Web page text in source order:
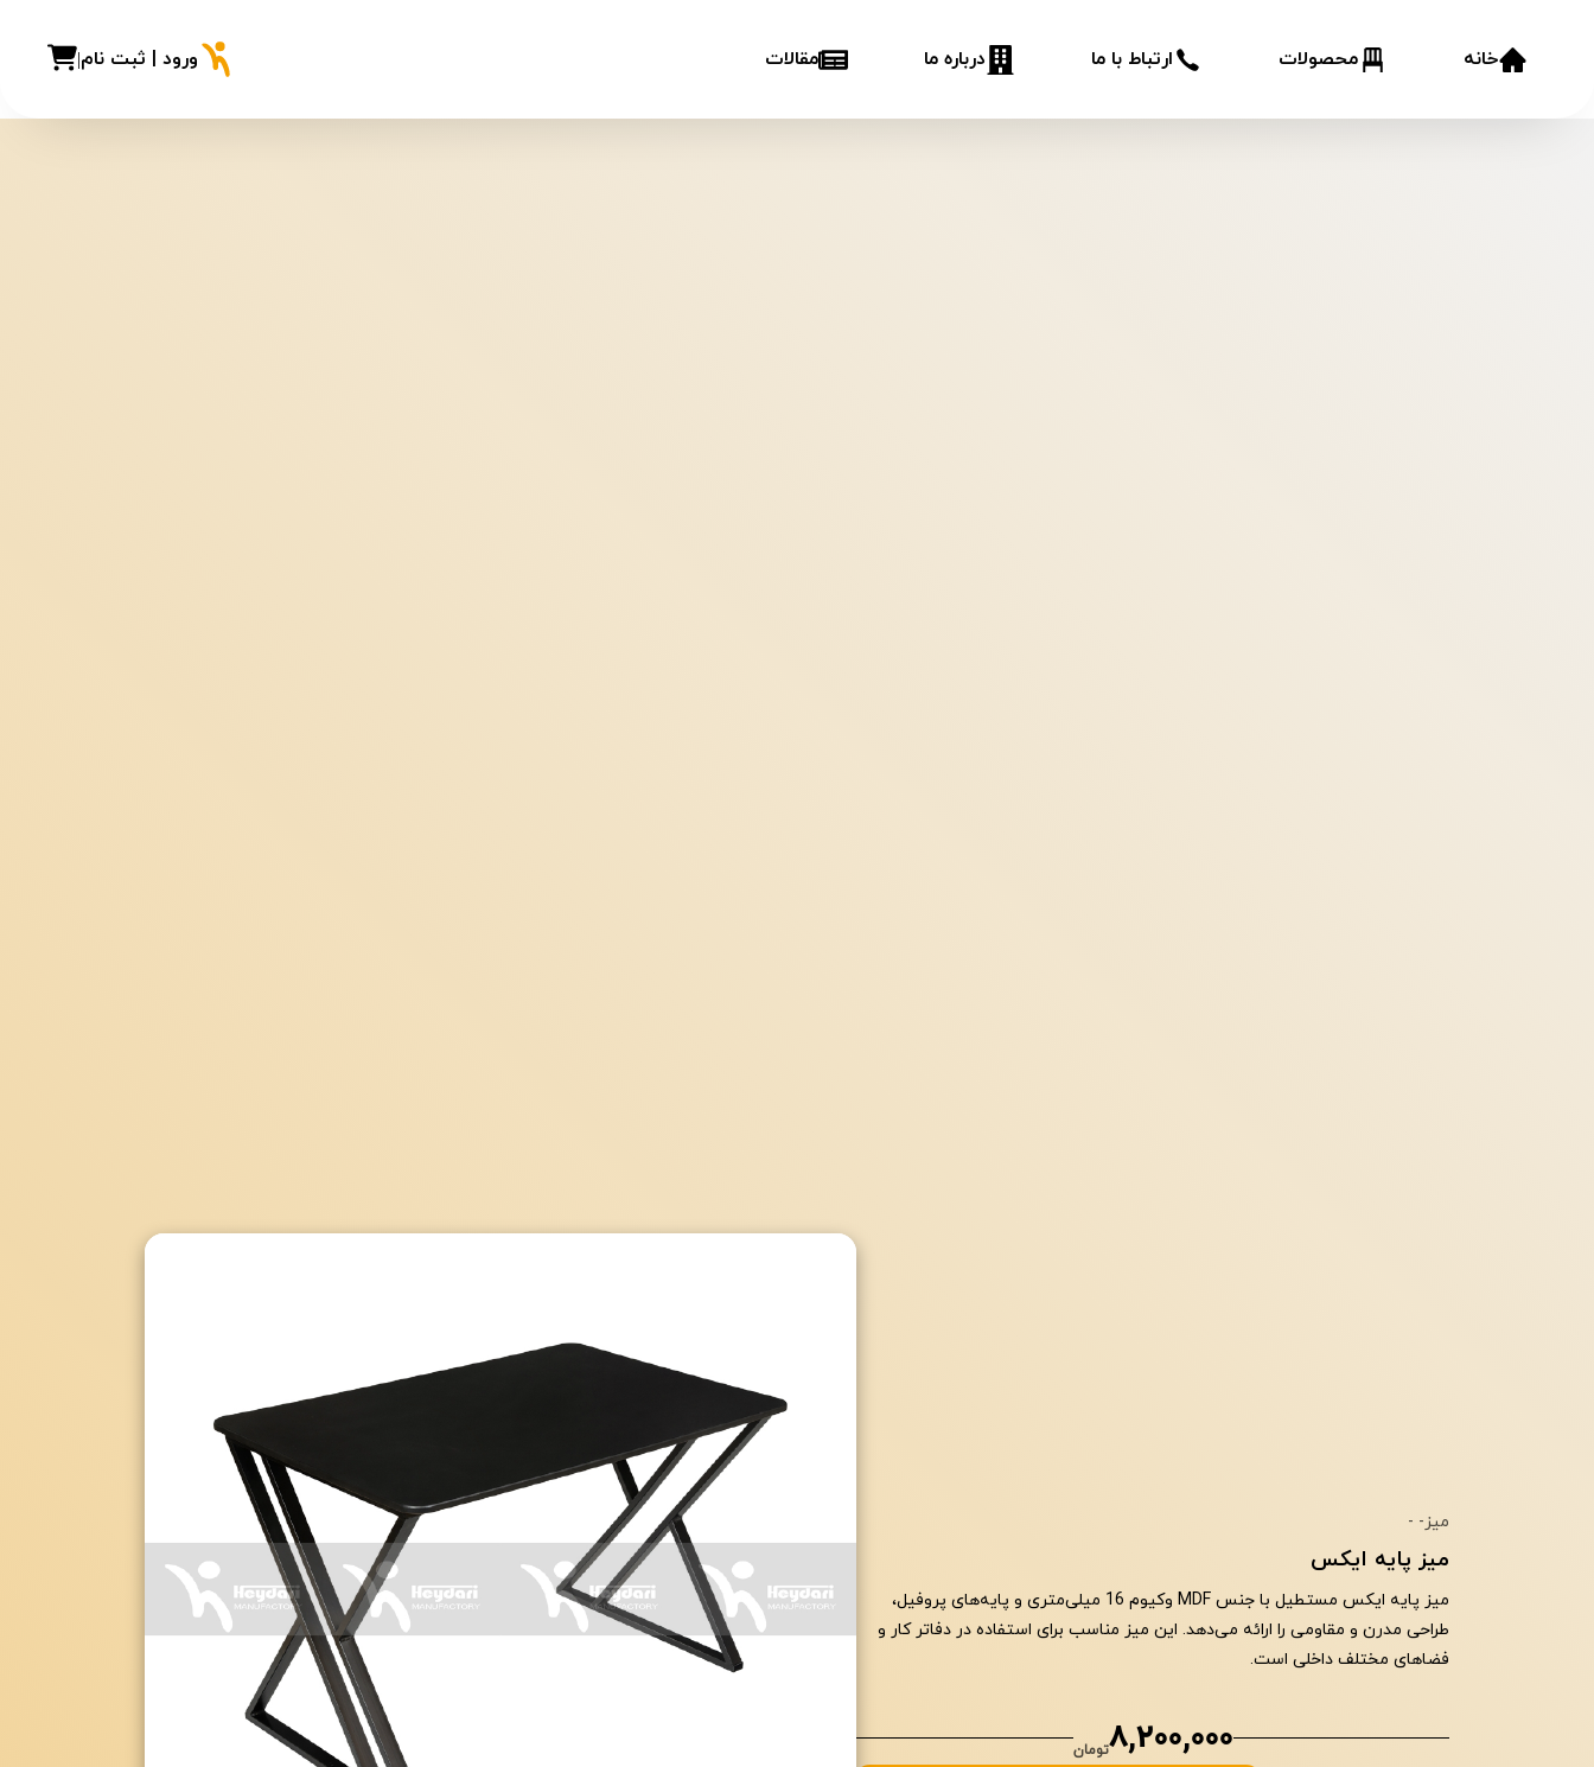
خانه محصولات ارتباط با ما درباره ما مقالات ورود | ثبت نام|
با تشکر از اعتماد شما به
صنایع تولیدی حیدری
میز - -
میز پایه ایکس
میز پایه ایکس مستطیل با جنس MDF وکیوم 16 میلی‌متری و پایه‌های پروفیل،
طراحی مدرن و مقاومی را ارائه می‌دهد. این میز مناسب برای استفاده در دفاتر کار و
فضاهای مختلف داخلی است.
8,200,000تومان